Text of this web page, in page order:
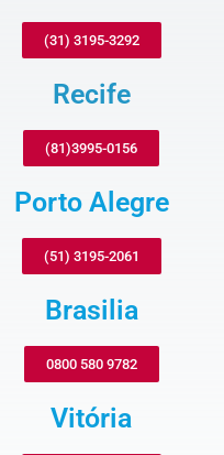
(31) 3195-3292
Recife
(81)3995-0156
Porto Alegre
(51) 3195-2061
Brasilia
0800 580 9782
Vitória